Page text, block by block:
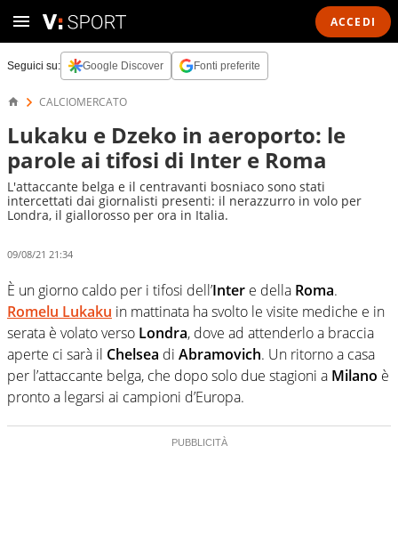
ACCEDI
Seguici su: Google Discover Fonti preferite
CALCIOMERCATO
Lukaku e Dzeko in aeroporto: le
parole ai tifosi di Inter e Roma
L'attaccante belga e il centravanti bosniaco sono stati
intercettati dai giornalisti presenti: il nerazzurro in volo per
Londra, il giallorosso per ora in Italia.
09/08/21 21:34
È un giorno caldo per i tifosi dell’Inter e della Roma.
Romelu Lukaku in mattinata ha svolto le visite mediche e in
serata è volato verso Londra, dove ad attenderlo a braccia
aperte ci sarà il Chelsea di Abramovich. Un ritorno a casa
per l’attaccante belga, che dopo solo due stagioni a Milano è
pronto a legarsi ai campioni d’Europa.